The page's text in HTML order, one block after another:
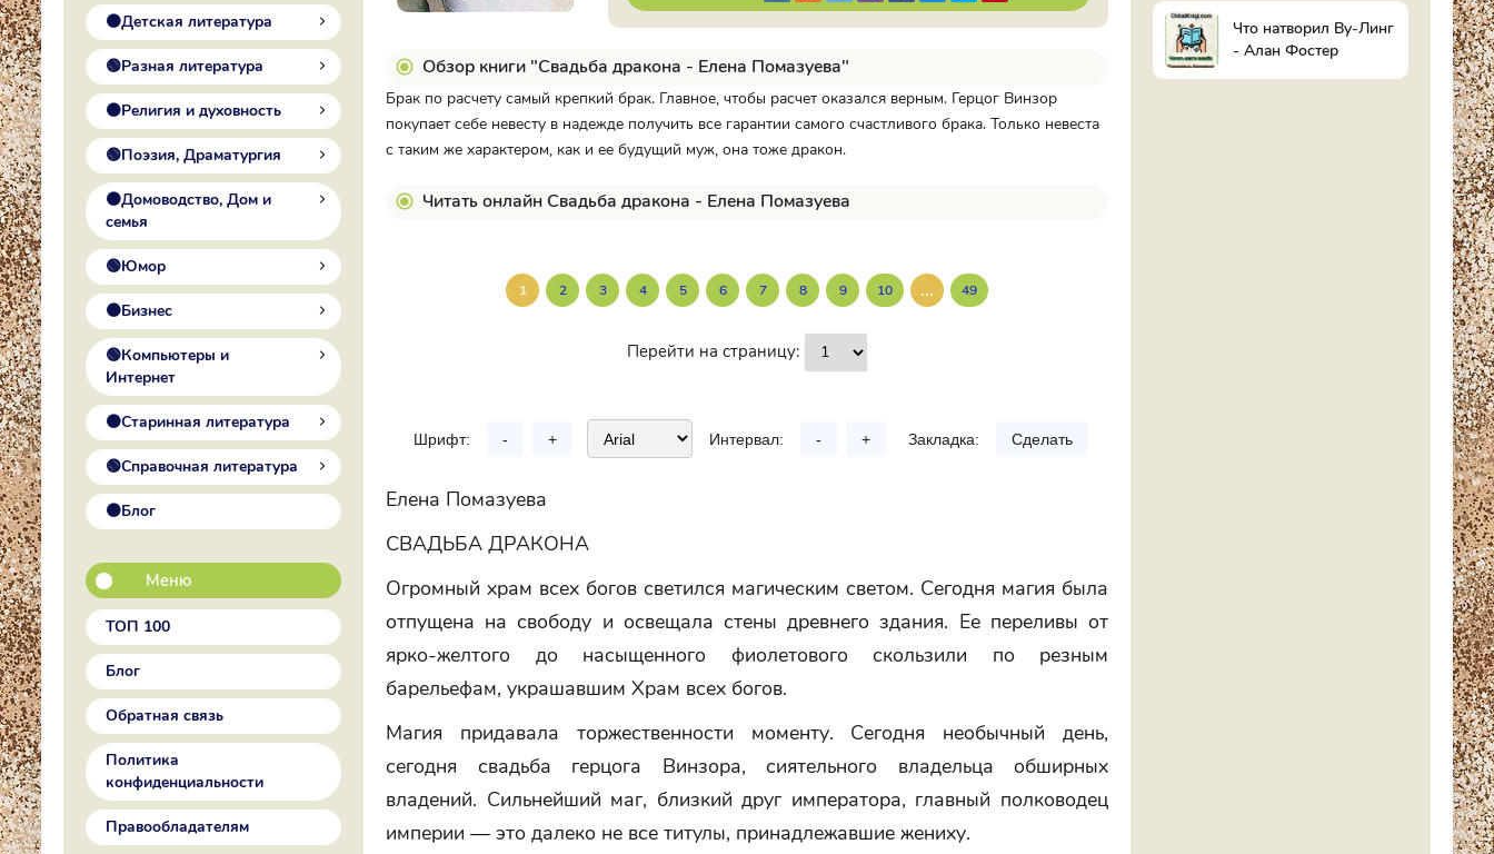
🟠Детская литература
🟢Разная литература
🟠Религия и духовность
🟢Поэзия, Драматургия
🟠Домоводство, Дом и
семья
🟢Юмор
🟠Бизнес
🟢Компьютеры и
Интернет
🟠Старинная литература
🟢Справочная литература
🟠Блог
Меню
ТОП 100
Блог
Обратная связь
Политика
конфиденциальности
Правообладателям
Обзор книги "Свадьба дракона - Елена Помазуева"
Брак по расчету самый крепкий брак. Главное, чтобы расчет оказался верным. Герцог Винзор
покупает себе невесту в надежде получить все гарантии самого счастливого брака. Только невеста
с таким же характером, как и ее будущий муж, она тоже дракон.
Читать онлайн Свадьба дракона - Елена Помазуева
1 2 3 4 5 6 7 8 9 10 ... 49
Перейти на страницу:
Шрифт: - + Интервал: - + Закладка: Сделать
Елена Помазуева
СВАДЬБА ДРАКОНА
Огромный храм всех богов светился магическим светом. Сегодня магия была
отпущена на свободу и освещала стены древнего здания. Ее переливы от
ярко-желтого до насыщенного фиолетового скользили по резным
барельефам, украшавшим Храм всех богов.
Магия придавала торжественности моменту. Сегодня необычный день,
сегодня свадьба герцога Винзора, сиятельного владельца обширных
владений. Сильнейший маг, близкий друг императора, главный полководец
империи — это далеко не все титулы, принадлежавшие жениху.
Что натворил Ву-Линг
- Алан Фостер